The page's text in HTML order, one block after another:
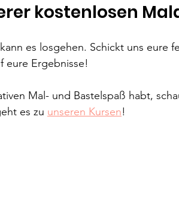
kostenlosen
es losgehen. Schickt uns eure
eure Ergebnisse!
Mal- und Bastelspaß habt,
es zu unseren Kursen!